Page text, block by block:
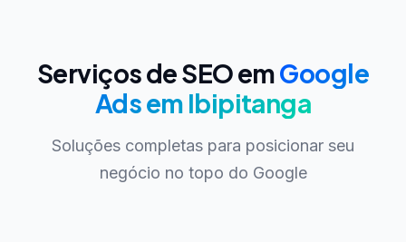
Serviços de SEO emGoogle
Ads em Ibipitanga
Soluções completas para posicionar seu
negócio no topo do Google